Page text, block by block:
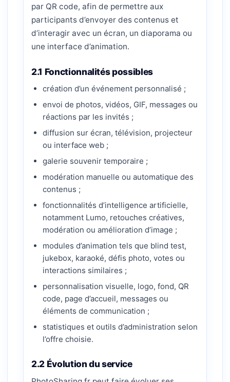
par QR code, afin de permettre aux
participants d’envoyer des contenus et
d’interagir avec un écran, un diaporama ou
une interface d’animation.
2.1 Fonctionnalités possibles
création d’un événement personnalisé ;
envoi de photos, vidéos, GIF, messages ou
réactions par les invités ;
diffusion sur écran, télévision, projecteur
ou interface web ;
galerie souvenir temporaire ;
modération manuelle ou automatique des
contenus ;
fonctionnalités d’intelligence artificielle,
notamment Lumo, retouches créatives,
modération ou amélioration d’image ;
modules d’animation tels que blind test,
jukebox, karaoké, défis photo, votes ou
interactions similaires ;
personnalisation visuelle, logo, fond, QR
code, page d’accueil, messages ou
éléments de communication ;
statistiques et outils d’administration selon
l’offre choisie.
2.2 Évolution du service